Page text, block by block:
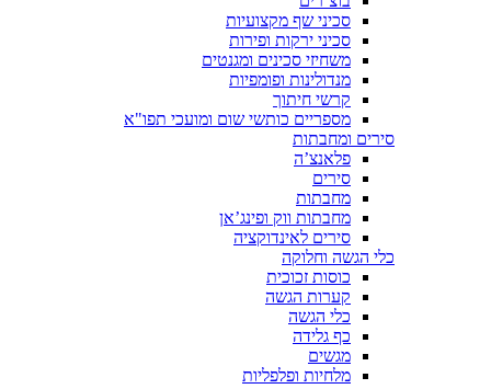
סכיני שף מקצועיות
סכיני ירקות ופירות
משחיזי סכינים ומגנטים
מנדולינות ופומפיות
קרשי חיתוך
מספריים כותשי שום ומועכי תפו"א
סירים ומחבתות
פלאנצ’ה
סירים
מחבתות
מחבתות ווק ופינג’אן
סירים לאינדוקציה
כלי הגשה וחלוקה
כוסות זכוכית
קערות הגשה
כלי הגשה
כף גלידה
מגשים
מלחיות ופלפליות